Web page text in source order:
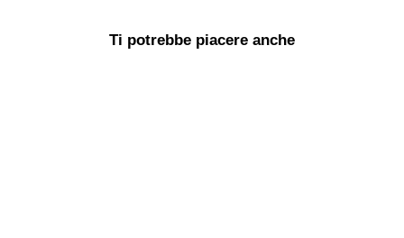
Ti potrebbe piacere anche